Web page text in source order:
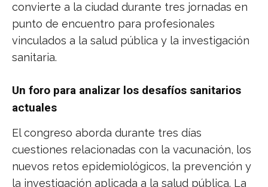
convierte a la ciudad durante tres jornadas en
punto de encuentro para profesionales
vinculados a la salud pública y la investigación
sanitaria.
Un foro para analizar los desafíos sanitarios
actuales
El congreso aborda durante tres días
cuestiones relacionadas con la vacunación, los
nuevos retos epidemiológicos, la prevención y
la investigación aplicada a la salud pública. La